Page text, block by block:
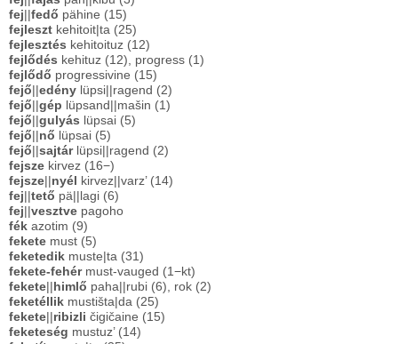
fej fedő pähine (15)
fejleszt kehitoit|ta (25)
fejlesztés kehitoituz (12)
fejlődés kehituz (12), progress (1)
fejlődő progressivine (15)
fejő edény lüpsi||ragend (2)
fejő gép lüpsand||mašin (1)
fejő gulyás lüpsai (5)
fejő
nő lüpsai (5)
fejő sajtár lüpsi||ragend (2)
fejsze kirvez (16−)
fejsze nyél
kirvez||varz’ (14)
fej tető pä||lagi (6)
fej vesztve pagoho
fék azotim (9)
fekete must (5)
feketedik muste|ta (31)
fekete-fehér must-vauged (1−kt)
fekete
himlő paha||rubi (6), rok (2)
feketéllik mustišta|da (25)
fekete ribizli čigičaine (15)
feketeség mustuz’ (14)